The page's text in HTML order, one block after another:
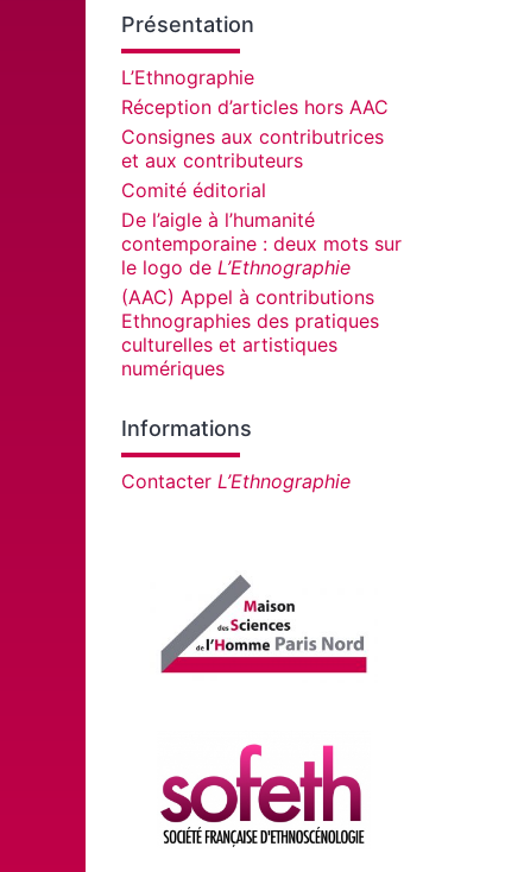
Présentation
L’Ethnographie
Réception d’articles hors AAC
Consignes aux contributrices
et aux contributeurs
Comité éditorial
De l’aigle à l’humanité
contemporaine : deux mots sur
le logo de L’Ethnographie
(AAC) Appel à contributions
Ethnographies des pratiques
culturelles et artistiques
numériques
Informations
Contacter L’Ethnographie
Affiliations/partenaires